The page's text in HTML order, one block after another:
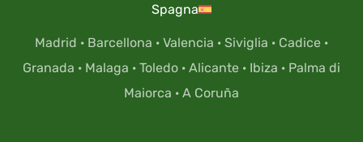
Spagna
Madrid · Barcellona · Valencia · Siviglia · Cadice ·
Granada · Malaga · Toledo · Alicante · Ibiza · Palma di
Maiorca · A Coruña